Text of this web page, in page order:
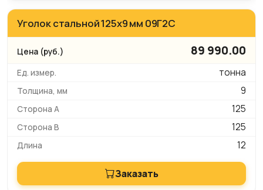
Уголок стальной 125х9 мм 09Г2С
89 990.00
тонна
9
125
125
12
Заказать